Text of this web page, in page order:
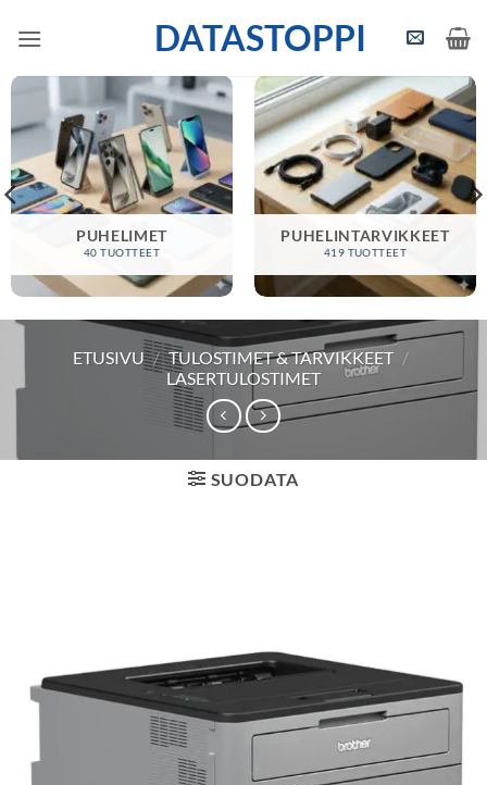
DATASTOPPI
PUHELIMET
40 TUOTTEET
PUHELINTARVIKKEET
419 TUOTTEET
ETUSIVU / TULOSTIMET & TARVIKKEET /
LASERTULOSTIMET
SUODATA